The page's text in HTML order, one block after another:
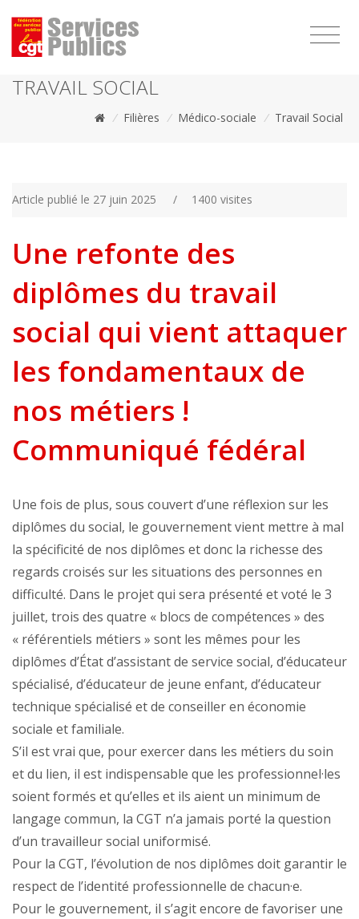
TRAVAIL SOCIAL
/ Filières / Médico-sociale / Travail Social
Article publié le 27 juin 2025 / 1400 visites
Une refonte des
diplômes du travail
social qui vient attaquer
les fondamentaux de
nos métiers !
Communiqué fédéral
Une fois de plus, sous couvert d’une réflexion sur les
diplômes du social, le gouvernement vient mettre à mal
la spécificité de nos diplômes et donc la richesse des
regards croisés sur les situations des personnes en
difficulté. Dans le projet qui sera présenté et voté le 3
juillet, trois des quatre « blocs de compétences » des
« référentiels métiers » sont les mêmes pour les
diplômes d’État d’assistant de service social, d’éducateur
spécialisé, d’éducateur de jeune enfant, d’éducateur
technique spécialisé et de conseiller en économie
sociale et familiale.
S’il est vrai que, pour exercer dans les métiers du soin
et du lien, il est indispensable que les professionnel·les
soient formés et qu’elles et ils aient un minimum de
langage commun, la CGT n’a jamais porté la question
d’un travailleur social uniformisé.
Pour la CGT, l’évolution de nos diplômes doit garantir le
respect de l’identité professionnelle de chacun·e.
Pour le gouvernement, il s’agit encore de favoriser une